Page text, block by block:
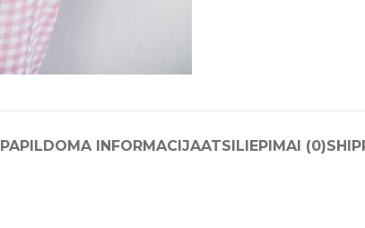
PAPILDOMA INFORMACIJAATSILIEPIMAI (0)